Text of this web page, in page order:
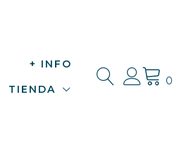
+ INFO
TIENDA
0